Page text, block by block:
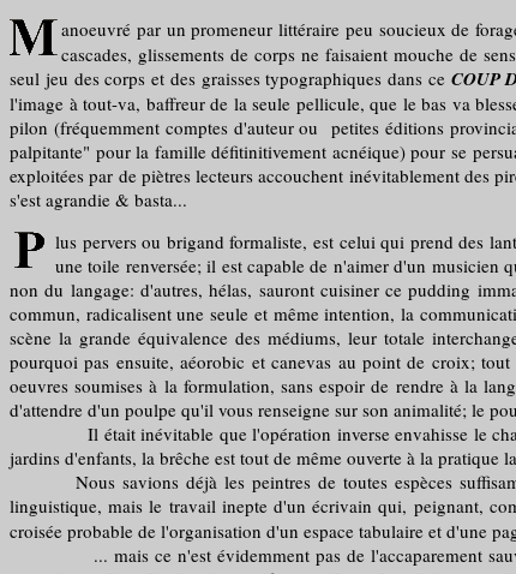
anoeuvré par un promeneur littéraire peu soucieux de
cascades, glissements de corps ne faisaient mouche de
seul jeu des corps et des graisses typographiques dans ce COUP
l'image à tout-va, baffreur de la seule pellicule, que le bas va
pilon (fréquemment comptes d'auteur ou petites éditions
palpitante" pour la famille défitinitivement acnéique) pour se
exploitées par de piètres lecteurs accouchent inévitablement des
s'est agrandie & basta...
lus pervers ou brigand formaliste, est celui qui prend des
une toile renversée; il est capable de n'aimer d'un musicien
non du langage: d'autres, hélas, sauront cuisiner ce pudding
commun, radicalisent une seule et même intention, la
scène la grande équivalence des médiums, leur totale
pourquoi pas ensuite, aéorobic et canevas au point de croix;
oeuvres soumises à la formulation, sans espoir de rendre à la
d'attendre d'un poulpe qu'il vous renseigne sur son animalité; le
Il était inévitable que l'opération inverse envahisse le champ
jardins d'enfants, la brêche est tout de même ouverte à la pratique
Nous savions déjà les peintres de toutes espèces
linguistique, mais le travail inepte d'un écrivain qui, peignant,
croisée probable de l'organisation d'un espace tabulaire et d'une
... mais ce n'est évidemment pas de l'accaparement